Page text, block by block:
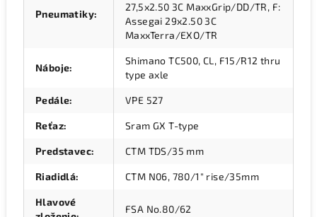
Pneumatiky:
27,5x2.50 3C MaxxGrip/DD/TR, F:
Assegai 29x2.50 3C
MaxxTerra/EXO/TR
Náboje:
Shimano TC500, CL, F15/R12 thru
type axle
Pedále: VPE 527
Reťaz: Sram GX T-type
Predstavec: CTM TDS/35 mm
Riadidlá: CTM N06, 780/1" rise/35mm
Hlavové
FSA No.80/62